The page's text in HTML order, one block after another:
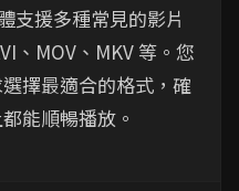
支援多種常見的影片
、MOV、MKV 等。您
擇最適合的格式，確
能順暢播放。